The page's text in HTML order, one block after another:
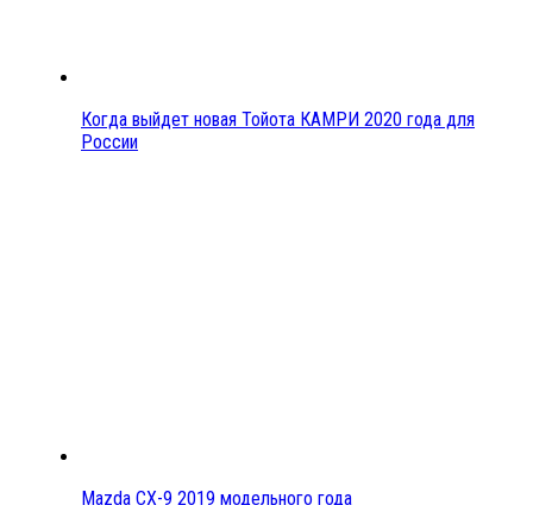
Когда выйдет новая Тойота КАМРИ 2020 года для
России
Mazda CX-9 2019 модельного года